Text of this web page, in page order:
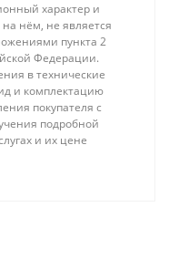
характер и
нём, не является
пункта 2
Федерации.
в технические
и комплектацию
покупателя с
подробной
и их цене